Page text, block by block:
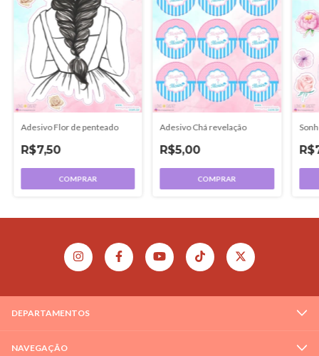
Adesivo Flor de penteado
R$7,50
COMPRAR
Adesivo Chá revelação
R$5,00
COMPRAR
DEPARTAMENTOS
NAVEGAÇÃO